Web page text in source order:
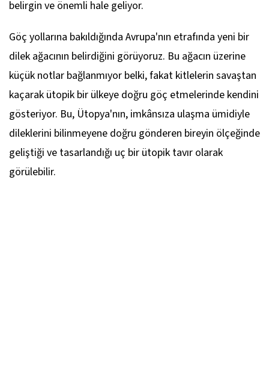
belirgin ve önemli hale geliyor.
Göç yollarına bakıldığında Avrupa'nın etrafında yeni bir
dilek ağacının belirdiğini görüyoruz. Bu ağacın üzerine
küçük notlar bağlanmıyor belki, fakat kitlelerin savaştan
kaçarak ütopik bir ülkeye doğru göç etmelerinde kendini
gösteriyor. Bu, Ütopya'nın, imkânsıza ulaşma ümidiyle
dileklerini bilinmeyene doğru gönderen bireyin ölçeğinde
geliştiği ve tasarlandığı uç bir ütopik tavır olarak
görülebilir.